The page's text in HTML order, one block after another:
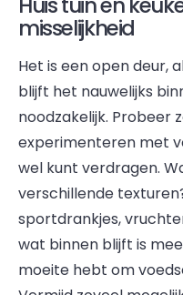
misselijkheid
Het is een open deur,
blijft het nauwelijks
noodzakelijk. Probeer
experimenteren met
wel kunt verdragen.
verschillende
sportdrankjes,
wat binnen blijft is
moeite hebt om